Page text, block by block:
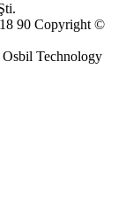
90 Copyright ©
Osbil Technology